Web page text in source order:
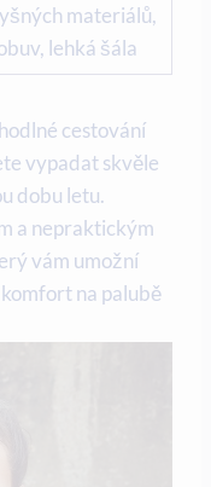
materiálů,
lehká šála
cestování
vypadat skvěle
dobu letu.
a nepraktickým
vám umožní
na palubě